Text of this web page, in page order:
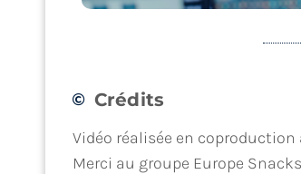
Concevoir,
Crédits
Vidéo réalisée en coproduction
Merci au groupe Europe